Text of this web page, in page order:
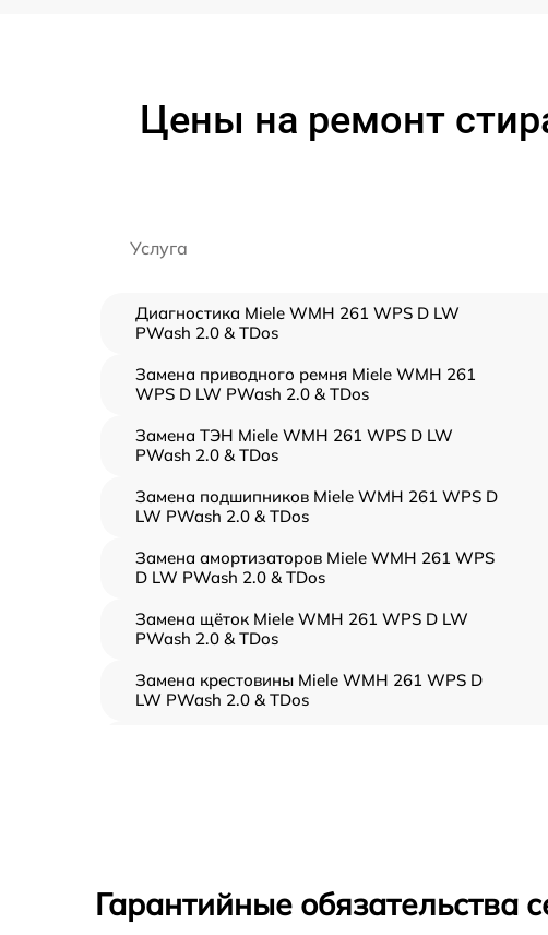
Цены на ремонт
Услуга
Диагностика Miele WMH 261 WPS D LW
PWash 2.0 & TDos
Замена приводного ремня Miele WMH 261
WPS D LW PWash 2.0 & TDos
Замена ТЭН Miele WMH 261 WPS D LW
PWash 2.0 & TDos
Замена подшипников Miele WMH 261 WPS D
LW PWash 2.0 & TDos
Замена амортизаторов Miele WMH 261 WPS
D LW PWash 2.0 & TDos
Замена щёток Miele WMH 261 WPS D LW
PWash 2.0 & TDos
Замена крестовины Miele WMH 261 WPS D
LW PWash 2.0 & TDos
WPS D LW PWash 2.0 & TDos
Гарантийные обязательства